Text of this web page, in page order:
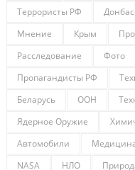
Террористы РФ
Мнение
Крым
Расследование
Фото
Пропагандисты РФ
Беларусь
ООН
Ядерное Оружие
Автомобили
NASA
НЛО